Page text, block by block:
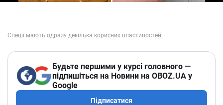
Будьте першими у курсі головного —
підпишіться на Новини на OBOZ.UA у
Google
Підписатися